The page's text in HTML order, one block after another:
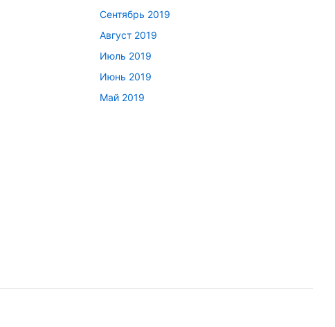
Сентябрь 2019
Август 2019
Июль 2019
Июнь 2019
Май 2019